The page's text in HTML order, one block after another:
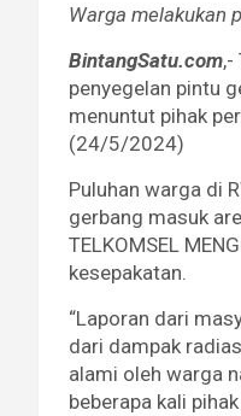
Warga melakukan
BintangSatu.com,-
penyegelan pintu
menuntut pihak
(24/5/2024)
Puluhan warga di
gerbang masuk
TELKOMSEL
kesepakatan.
“Laporan dari
dari dampak
alami oleh warga
beberapa kali